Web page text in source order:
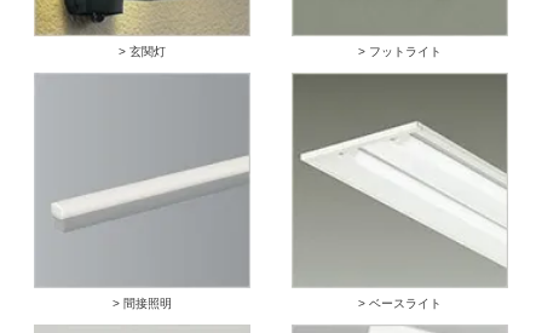
> 玄関灯 > フットライト
> 間接照明 > ベースライト